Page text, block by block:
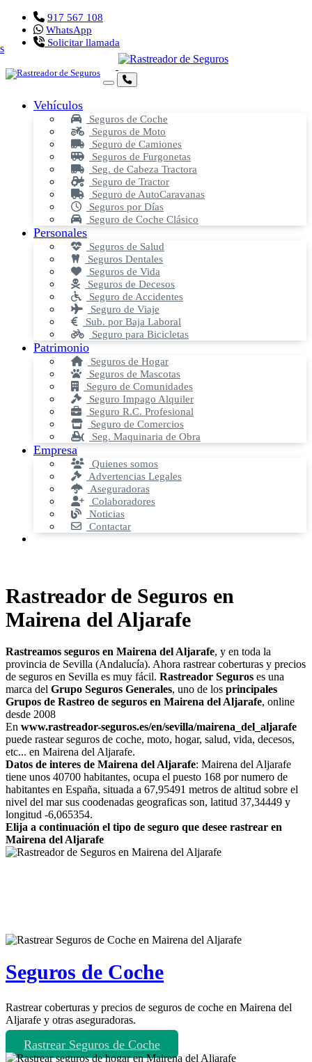
917 567 108
WhatsApp
Solicitar llamada
Vehículos
Seguros de Coche
Seguros de Moto
Seguro de Camiones
Seguros de Furgonetas
Seg. de Cabeza Tractora
Seguro de Tractor
Seguro de AutoCaravanas
Seguros por Días
Seguro de Coche Clásico
Personales
Seguros de Salud
Seguros Dentales
Seguros de Vida
Seguros de Decesos
Seguro de Accidentes
Seguro de Viaje
Sub. por Baja Laboral
Seguro para Bicicletas
Patrimonio
Seguros de Hogar
Seguros de Mascotas
Seguro de Comunidades
Seguro Impago Alquiler
Seguro R.C. Profesional
Seguro de Comercios
Seg. Maquinaria de Obra
Empresa
Quienes somos
Advertencias Legales
Aseguradoras
Colaboradores
Noticias
Contactar
Rastreador de Seguros en
Mairena del Aljarafe
Rastreamos seguros en Mairena del Aljarafe, y en toda la
provincia de Sevilla (Andalucía). Ahora rastrear coberturas y precios
de seguros en Sevilla es muy fácil. Rastreador Seguros es una
marca del Grupo Seguros Generales, uno de los principales
Grupos de Rastreo de seguros en Mairena del Aljarafe, online
desde 2008
En www.rastreador-seguros.es/en/sevilla/mairena_del_aljarafe
puede rastear seguros de coche, moto, hogar, salud, vida, decesos,
etc... en Mairena del Aljarafe.
Datos de interes de Mairena del Aljarafe: Mairena del Aljarafe
tiene unos 40700 habitantes, ocupa el puesto 168 por numero de
habitantes en España, situada a 67,95491 metros de altitud sobre el
nivel del mar sus coodenadas geograficas son, latitud 37,34449 y
longitud -6,065354.
Elija a continuación el tipo de seguro que desee rastrear en
Mairena del Aljarafe
Seguros de Coche
Rastrear coberturas y precios de seguros de coche en Mairena del
Aljarafe y otras aseguradoras.
Rastrear Seguros de Coche